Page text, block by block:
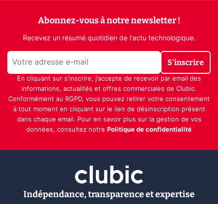
Abonnez-vous à notre newsletter !
Recevez un résumé quotidien de l'actu technologique.
S'inscrire
En cliquant sur s'inscrire, j’accepte de recevoir par email des
informations, actualités et offres commerciales de Clubic.
Conformément au RGPD, vous pouvez retirer votre consentement
à tout moment en cliquant sur le lien de désinscription présent
dans chaque email. Pour en savoir plus sur la gestion de vos
données, consultez notre Politique de confidentialité
Indépendance, transparence et expertise